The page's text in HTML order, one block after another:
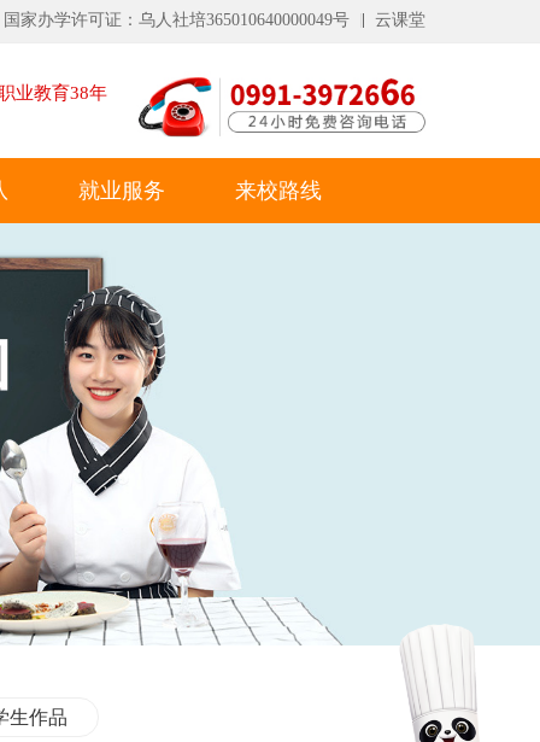
国家办学许可证：乌人社培365010640000049号 云课堂
业教育38年
就业服务 来校路线
生作品